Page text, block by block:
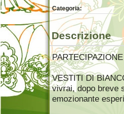
Categoria:
Descrizione
VESTITI DI
vivrai, dopo breve
emozionante